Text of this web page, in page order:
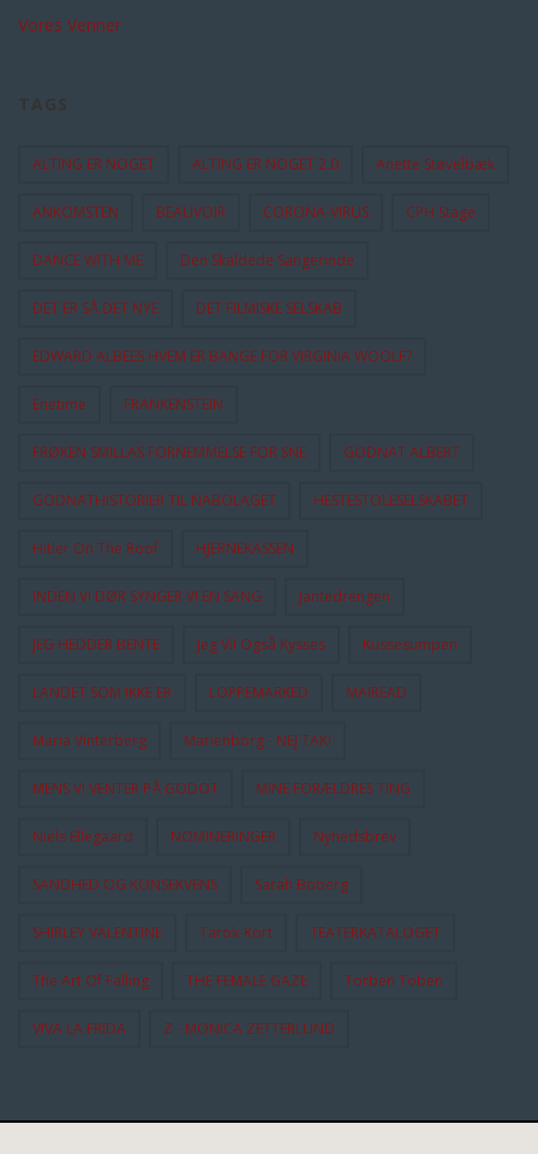
Vores Venner
ALTING ER NOGET ALTING ER NOGET 2.0 Anette Støvelbæk
ANKOMSTEN BEAUVOIR CORONA-VIRUS CPH Stage
DANCE WITH ME Den Skaldede Sangerinde
DET ER SÅ DET NYE DET FILMISKE SELSKAB
EDWARD ALBEES HVEM ER BANGE FOR VIRGINIA WOOLF?
Enetime FRANKENSTEIN
FRØKEN SMILLAS FORNEMMELSE FOR SNE GODNAT ALBERT
GODNATHISTORIER TIL NABOLAGET HESTESTOLESELSKABET
Hitler On The Roof HJERNEKASSEN
INDEN VI DØR SYNGER VI EN SANG Jantedrengen
JEG HEDDER BENTE Jeg Vil Også Kysses Kussesumpen
LANDET SOM IKKE ER LOPPEMARKED MAIREAD
Maria Vinterberg Marienborg - NEJ TAK!
MENS VI VENTER PÅ GODOT MINE FORÆLDRES TING
Niels Ellegaard NOMINERINGER Nyhedsbrev
SANDHED OG KONSEKVENS Sarah Boberg
SHIRLEY VALENTINE Tarok-Kort TEATERKATALOGET
The Art Of Falling THE FEMALE GAZE Torben Toben
VIVA LA FRIDA Z - MONICA ZETTERLUND